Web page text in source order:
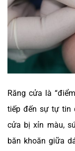
Răng cửa là
tiếp đến sự tự tin
cửa bị xỉn màu,
băn khoăn giữa